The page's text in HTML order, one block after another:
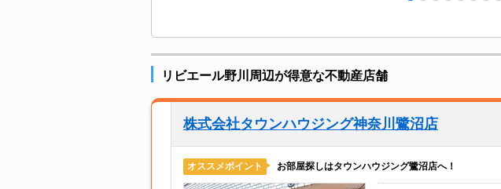
リビエール野川周辺が得意な不動産店舗
株式会社タウンハウジング神奈川鷺沼店
オススメポイント お部屋探しはタウンハウジング鷺沼店へ！